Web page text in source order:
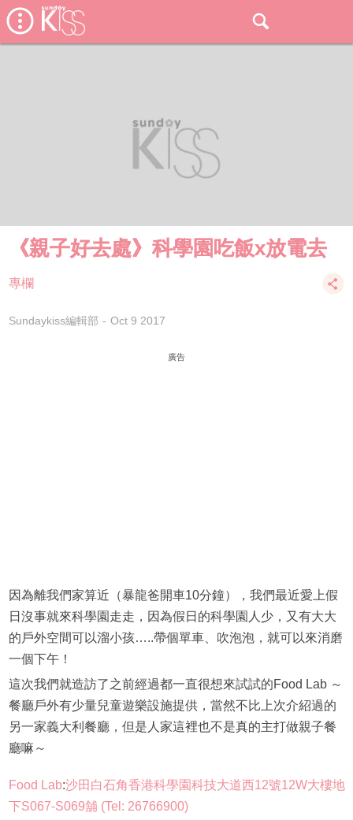
《親子好去處》科學園吃飯x放電去
專欄
Sundaykiss編輯部 Oct 9 2017
廣告
因為離我們家算近（暴龍爸開車10分鐘），我們最近愛上假
日沒事就來科學園走走，因為假日的科學園人少，又有大大
的戶外空間可以溜小孩…..帶個單車、吹泡泡，就可以來消磨
一個下午！
這次我們就造訪了之前經過都一直很想來試試的Food Lab ～
餐廳戶外有少量兒童遊樂設施提供，當然不比上次介紹過的
另一家義大利餐廳，但是人家這裡也不是真的主打做親子餐
廳嘛～
Food Lab:沙田白石角香港科學園科技大道西12號12W大樓地
下S067-S069舖 (Tel: 26766900)